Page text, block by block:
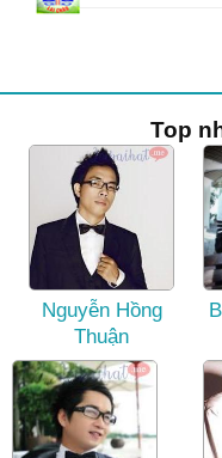
Top
Nguyễn Hồng
Thuận